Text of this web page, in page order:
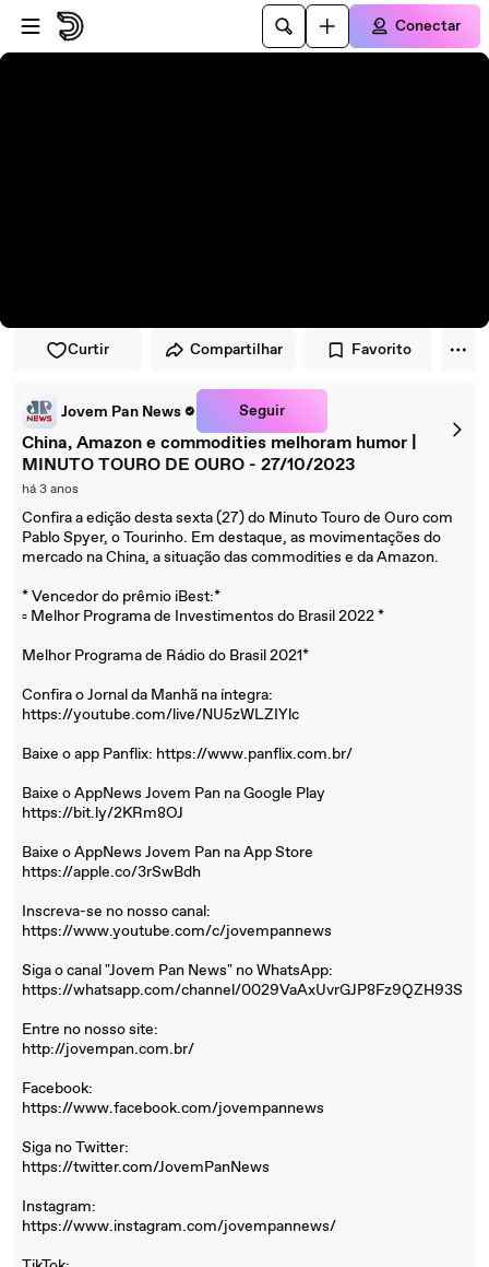
Pular para o player
Ir para o conteúdo principal
Conectar
Curtir Compartilhar Favorito
Jovem Pan News Seguir
China, Amazon e commodities melhoram humor |
MINUTO TOURO DE OURO - 27/10/2023
há 3 anos
Confira a edição desta sexta (27) do Minuto Touro de Ouro com
Pablo Spyer, o Tourinho. Em destaque, as movimentações do
mercado na China, a situação das commodities e da Amazon.
* Vencedor do prêmio iBest:*
▫️ Melhor Programa de Investimentos do Brasil 2022 *
Melhor Programa de Rádio do Brasil 2021*
Confira o Jornal da Manhã na íntegra:
https://youtube.com/live/NU5zWLZIYlc
Baixe o app Panflix: https://www.panflix.com.br/
Baixe o AppNews Jovem Pan na Google Play
https://bit.ly/2KRm8OJ
Baixe o AppNews Jovem Pan na App Store
https://apple.co/3rSwBdh
Inscreva-se no nosso canal:
https://www.youtube.com/c/jovempannews
Siga o canal "Jovem Pan News" no WhatsApp:
https://whatsapp.com/channel/0029VaAxUvrGJP8Fz9QZH93S
Entre no nosso site:
http://jovempan.com.br/
Facebook:
https://www.facebook.com/jovempannews
Siga no Twitter:
https://twitter.com/JovemPanNews
Instagram:
https://www.instagram.com/jovempannews/